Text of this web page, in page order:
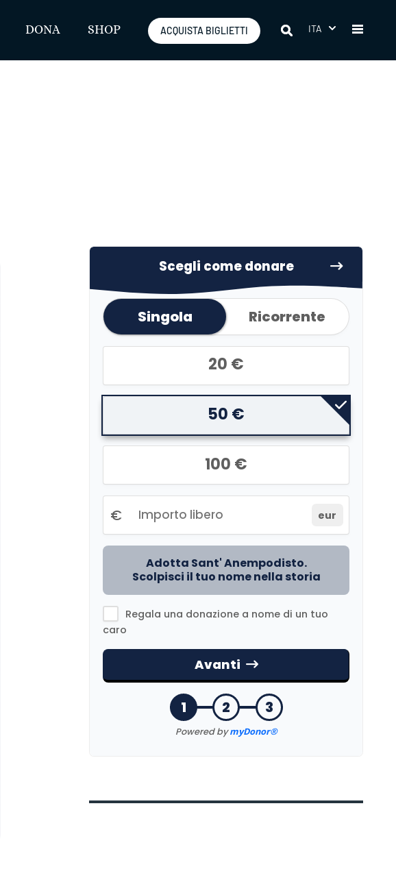
DONA SHOP ACQUISTA BIGLIETTI ITA